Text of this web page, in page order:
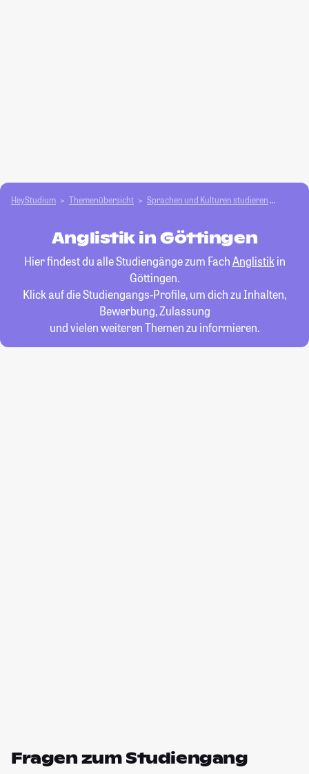
HeyStudium Themenübersicht Sprachen und Kulturen studieren
Anglistik in Göttingen
Hier findest du alle Studiengänge zum FachAnglistikin
Göttingen.
Klick auf die Studiengangs-Profile, um dich zu Inhalten,
Bewerbung, Zulassung
und vielen weiteren Themen zu informieren.
Fragen zum Studiengang